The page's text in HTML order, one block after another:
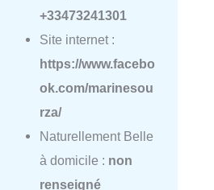
+33473241301
Site internet :
https://www.facebo
ok.com/marinesou
rza/
Naturellement Belle
à domicile : non
renseigné